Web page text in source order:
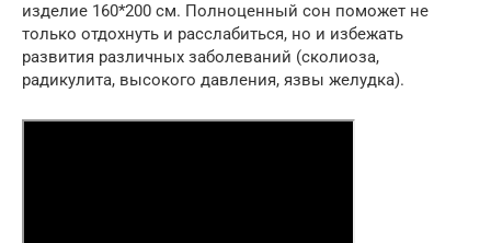
изделие 160*200 см. Полноценный сон поможет не
только отдохнуть и расслабиться, но и избежать
развития различных заболеваний (сколиоза,
радикулита, высокого давления, язвы желудка).